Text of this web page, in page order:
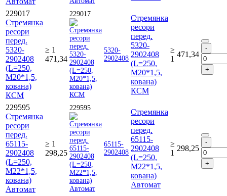
229017
Стремянка
ресори
перед.
5320-
2902408
(L=250,
М20*1,5,
кована)
КСМ
≥ 1
471,34
229017
5320-
2902408
Стремянка
ресори
перед.
5320-
2902408
(L=250,
М20*1,5,
кована)
КСМ
≥
1
471,34
229595
Стремянка
ресори
перед.
65115-
2902408
(L=250,
М22*1,5,
кована)
Автомат
≥ 1
298,25
229595
65115-
2902408
Стремянка
ресори
перед.
65115-
2902408
(L=250,
М22*1,5,
кована)
Автомат
≥
1
298,25